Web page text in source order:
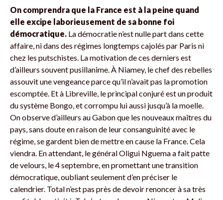
On comprendra que la France est à la peine quand
elle excipe laborieusement de sa bonne foi
démocratique. La démocratie n’est nulle part dans cette
affaire, ni dans des régimes longtemps cajolés par Paris ni
chez les putschistes. La motivation de ces derniers est
d’ailleurs souvent pusillanime. À Niamey, le chef des rebelles
assouvit une vengeance parce qu’il n’avait pas la promotion
escomptée. Et à Libreville, le principal conjuré est un produit
du système Bongo, et corrompu lui aussi jusqu’à la moelle.
On observe d’ailleurs au Gabon que les nouveaux maîtres du
pays, sans doute en raison de leur consanguinité avec le
régime, se gardent bien de mettre en cause la France. Cela
viendra. En attendant, le général Oligui Nguema a fait patte
de velours, le 4 septembre, en promettant une transition
démocratique, oubliant seulement d’en préciser le
calendrier. Total n’est pas près de devoir renoncer à sa très